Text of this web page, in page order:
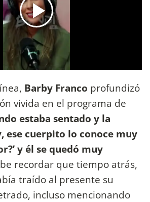
Barby Franco profundizó
vivida en el programa de
estaba sentado y la
ese cuerpito lo conoce muy
y él se quedó muy
recordar que tiempo atrás,
traído al presente su
incluso mencionando